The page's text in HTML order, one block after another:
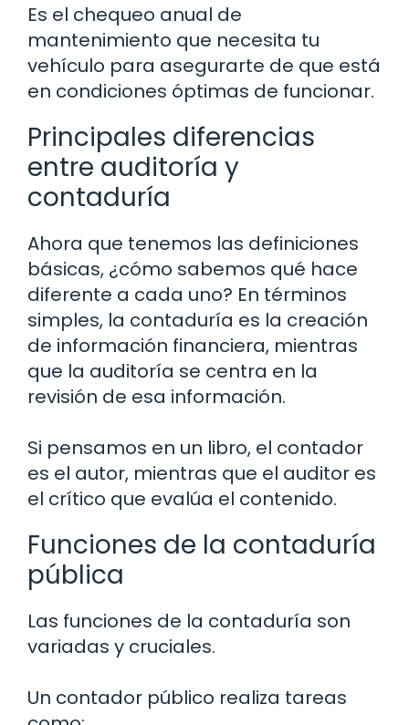
Es el chequeo anual de
mantenimiento que necesita tu
vehículo para asegurarte de que está
en condiciones óptimas de funcionar.
Principales diferencias
entre auditoría y
contaduría
Ahora que tenemos las definiciones
básicas, ¿cómo sabemos qué hace
diferente a cada uno? En términos
simples, la contaduría es la creación
de información financiera, mientras
que la auditoría se centra en la
revisión de esa información.
Si pensamos en un libro, el contador
es el autor, mientras que el auditor es
el crítico que evalúa el contenido.
Funciones de la contaduría
pública
Las funciones de la contaduría son
variadas y cruciales.
Un contador público realiza tareas